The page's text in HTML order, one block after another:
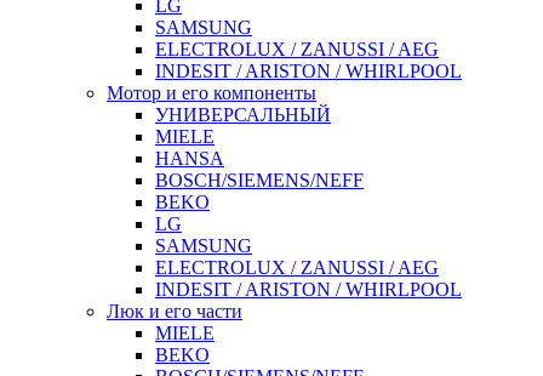
LG
SAMSUNG
ELECTROLUX / ZANUSSI / AEG
INDESIT / ARISTON / WHIRLPOOL
Мотор и его компоненты
УНИВЕРСАЛЬНЫЙ
MIELE
HANSA
BOSCH/SIEMENS/NEFF
BEKO
LG
SAMSUNG
ELECTROLUX / ZANUSSI / AEG
INDESIT / ARISTON / WHIRLPOOL
Люк и его части
MIELE
BEKO